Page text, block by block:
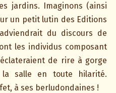
jardins. Imaginons (ainsi
un petit lutin des Editions
du discours de
les individus composant
de rire à gorge
salle en toute hilarité.
à ses berludondaines !